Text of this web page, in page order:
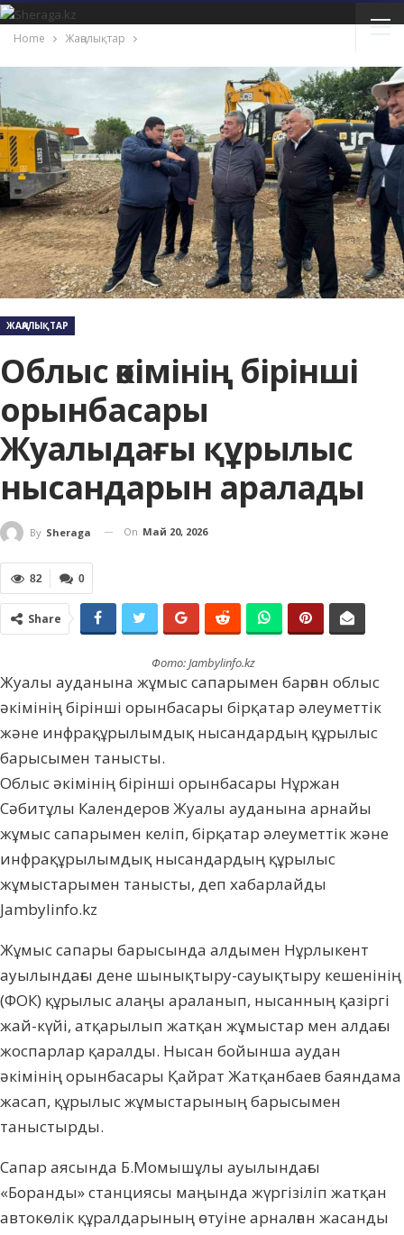
Home Жаңалықтар
ЖАҢАЛЫҚТАР
Облыс әкімінің бірінші
орынбасары
Жуалыдағы құрылыс
нысандарын аралады
By Sheraga On Май 20, 2026
0
82
Share
Фото: Jambylinfo.kz
Жуалы ауданына жұмыс сапарымен барған облыс
әкімінің бірінші орынбасары бірқатар әлеуметтік
және инфрақұрылымдық нысандардың құрылыс
барысымен танысты.
Облыс әкімінің бірінші орынбасары Нұржан
Сәбитұлы Календеров Жуалы ауданына арнайы
жұмыс сапарымен келіп, бірқатар әлеуметтік және
инфрақұрылымдық нысандардың құрылыс
жұмыстарымен танысты, деп хабарлайды
Jambylinfo.kz
Жұмыс сапары барысында алдымен Нұрлыкент
ауылындағы дене шынықтыру-сауықтыру кешенінің
(ФОК) құрылыс алаңы араланып, нысанның қазіргі
жай-күйі, атқарылып жатқан жұмыстар мен алдағы
жоспарлар қаралды. Нысан бойынша аудан
әкімінің орынбасары Қайрат Жатқанбаев баяндама
жасап, құрылыс жұмыстарының барысымен
таныстырды.
Сапар аясында Б.Момышұлы ауылындағы
«Боранды» станциясы маңында жүргізіліп жатқан
автокөлік құралдарының өтуіне арналған жасанды